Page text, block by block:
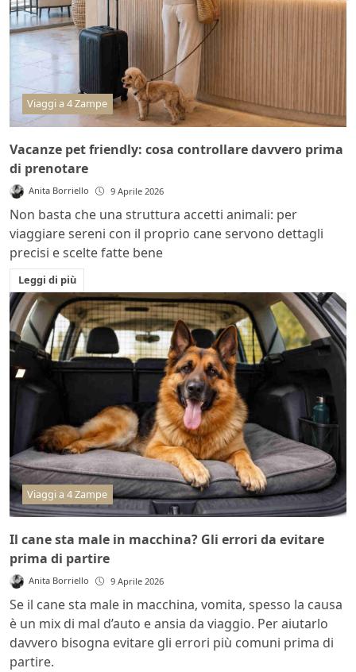
Viaggi a 4 Zampe
Vacanze pet friendly: cosa controllare davvero prima
di prenotare
Anita Borriello 9 Aprile 2026
Non basta che una struttura accetti animali: per
viaggiare sereni con il proprio cane servono dettagli
precisi e scelte fatte bene
Leggi di più
Viaggi a 4 Zampe
Il cane sta male in macchina? Gli errori da evitare
prima di partire
Anita Borriello 9 Aprile 2026
Se il cane sta male in macchina, vomita, spesso la causa
è un mix di mal d’auto e ansia da viaggio. Per aiutarlo
davvero bisogna evitare gli errori più comuni prima di
partire.